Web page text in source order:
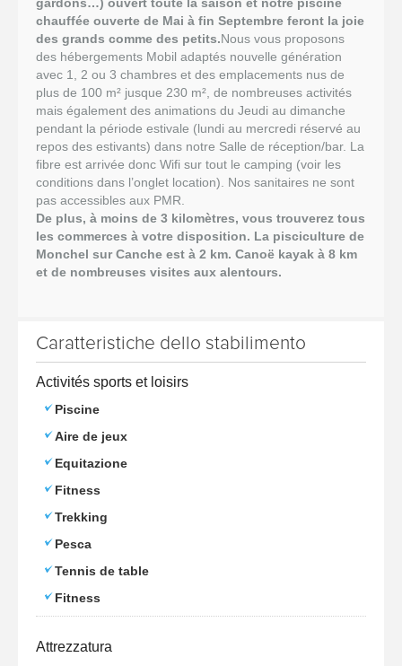
chauffée ouverte de Mai à fin Septembre feront la joie
des grands comme des petits.Nous vous proposons
des hébergements Mobil adaptés nouvelle génération
avec 1, 2 ou 3 chambres et des emplacements nus de
plus de 100 m² jusque 230 m², de nombreuses activités
mais également des animations du Jeudi au dimanche
pendant la période estivale (lundi au mercredi réservé au
repos des estivants) dans notre Salle de réception/bar. La
fibre est arrivée donc Wifi sur tout le camping (voir les
conditions dans l’onglet location). Nos sanitaires ne sont
pas accessibles aux PMR.
De plus, à moins de 3 kilomètres, vous trouverez tous
les commerces à votre disposition. La pisciculture de
Monchel sur Canche est à 2 km. Canoë kayak à 8 km
et de nombreuses visites aux alentours.
Caratteristiche dello stabilimento
Activités sports et loisirs
Piscine
Aire de jeux
Equitazione
Fitness
Trekking
Pesca
Tennis de table
Fitness
Attrezzatura